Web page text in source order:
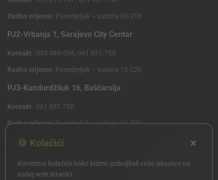
Radno vrijeme: Ponedjeljak – subota 09-21h
PJ2-Vrbanja 1, Sarajevo City Centar
Kontakt : 033 489-598, 061 931-750
Radno vrijeme: Ponedjeljak – subota 10-22h
PJ3-Kundurdžiluk 16, Baščarsija
Kontakt : 061 931 750
Radno vrijeme:Ponedjeljak – subota 10-22h
PJ4 West Gate,Mostarsko raskrsce 10 (Penny Plus
Kontakt: 061 931 750
🍪 Kolačići ×
Koristimo kolačiće kako bismo poboljšali vaše iskustvo na
našoj web stranici.